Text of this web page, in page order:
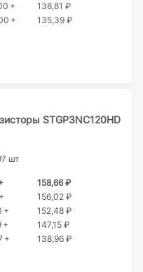
+
138,81 ₽
+
135,39 ₽
STGP3NC120HD
шт
158,66 ₽
156,02 ₽
+
152,48 ₽
+
147,15 ₽
+
138,96 ₽